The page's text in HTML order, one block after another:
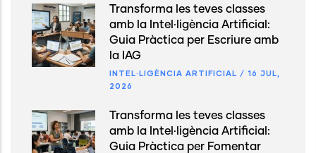
Transforma les teves classes
amb la Intel·ligència Artificial:
Guia Pràctica per Escriure amb
la IAG
INTEL·LIGÈNCIA ARTIFICIAL / 16 JUL,
2026
Transforma les teves classes
amb la Intel·ligència Artificial:
Guia Pràctica per Fomentar